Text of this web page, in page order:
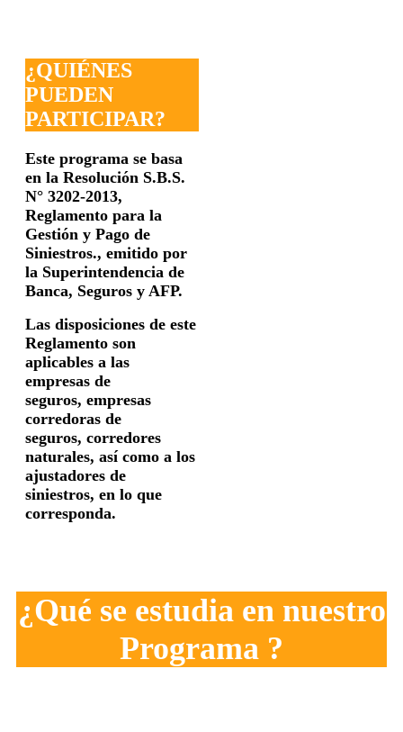
¿QUIÉNES
PUEDEN
PARTICIPAR?
Este programa se basa
en la Resolución S.B.S.
N° 3202-2013,
Reglamento para la
Gestión y Pago de
Siniestros., emitido por
la Superintendencia de
Banca, Seguros y AFP.
Las disposiciones de este
Reglamento son
aplicables a las
empresas de
seguros, empresas
corredoras de
seguros, corredores
naturales, así como a los
ajustadores de
siniestros, en lo que
corresponda.
¿Qué se estudia en nuestro
Programa ?